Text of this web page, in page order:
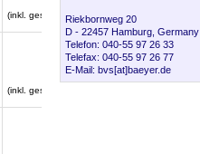
(inkl. gesetzl. MwSt.)
€ 1.00
(netto)
(inkl. gesetzl. MwSt.)
Riekbornweg 20
D - 22457 Hamburg, Germany
Telefon: 040-55 97 26 33
Telefax: 040-55 97 26 77
E-Mail: bvs[at]baeyer.de